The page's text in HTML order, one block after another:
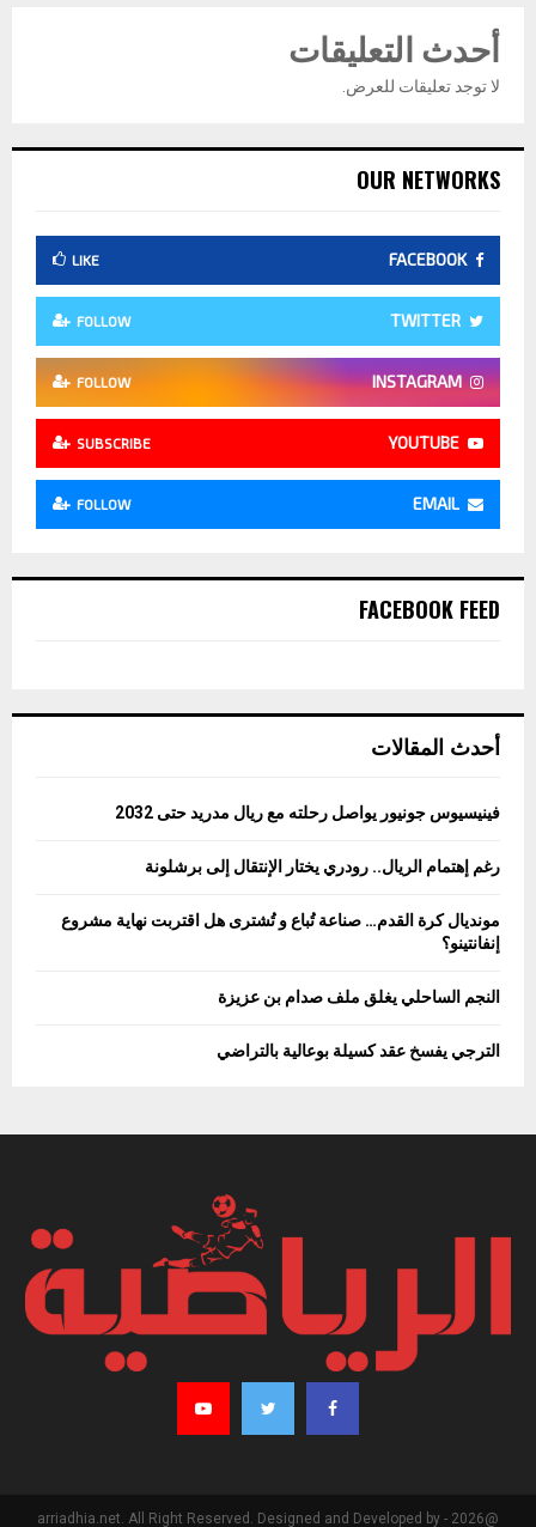
أحدث التعليقات
لا توجد تعليقات للعرض.
OUR NETWORKS
FACEBOOK
LIKE
TWITTER
FOLLOW
INSTAGRAM
FOLLOW
YOUTUBE
SUBSCRIBE
EMAIL
FOLLOW
FACEBOOK FEED
أحدث المقالات
فينيسيوس جونيور يواصل رحلته مع ريال مدريد حتى 2032
رغم إهتمام الريال.. رودري يختار الإنتقال إلى برشلونة
مونديال كرة القدم… صناعة تُباع و تُشترى هل اقتربت نهاية مشروع
إنفانتينو؟
النجم الساحلي يغلق ملف صدام بن عزيزة
الترجي يفسخ عقد كسيلة بوعالية بالتراضي
@2026 - arriadhia.net. All Right Reserved. Designed and Developed by